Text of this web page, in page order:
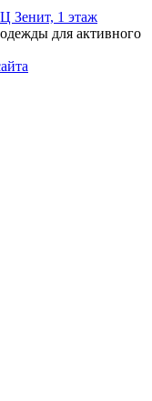
Зенит, 1 этаж
для активного